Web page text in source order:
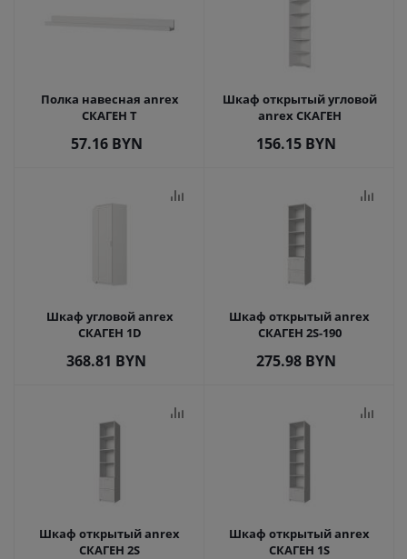
Полка навесная anrex
СКАГЕН T
57.16BYN
Шкаф открытый угловой
anrex СКАГЕН
156.15 BYN
Шкаф угловой anrex
СКАГЕН 1D
368.81 BYN
Шкаф открытый anrex
СКАГЕН 2S-190
275.98 BYN
Шкаф открытый anrex
СКАГЕН 2S
Шкаф открытый anrex
СКАГЕН 1S